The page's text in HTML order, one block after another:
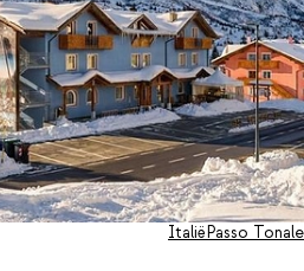
ItaliëPasso Tonale